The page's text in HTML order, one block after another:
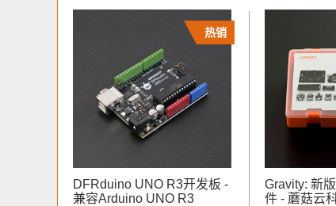
热销
DFRduino UNO R3开发板 -
兼容Arduino UNO R3
Gravity: 新
件 - 蘑菇云